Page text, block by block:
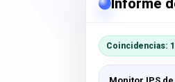
Informe
Coincidencias:
Monitor IPS de